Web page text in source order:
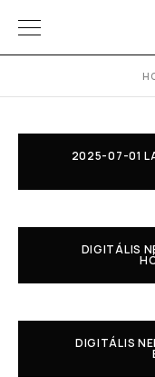
2025-07-01
DIGITÁLIS
DIGITÁLIS